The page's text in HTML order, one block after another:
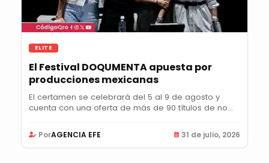
ELITE
El Festival DOQUMENTA apuesta por
producciones mexicanas
El certamen se celebrará del 5 al 9 de agosto y
cuenta con una oferta de más de 90 títulos de no...
PorAGENCIA EFE 31 de julio, 2026